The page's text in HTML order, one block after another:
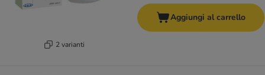
2 varianti
Aggiungi al carrello